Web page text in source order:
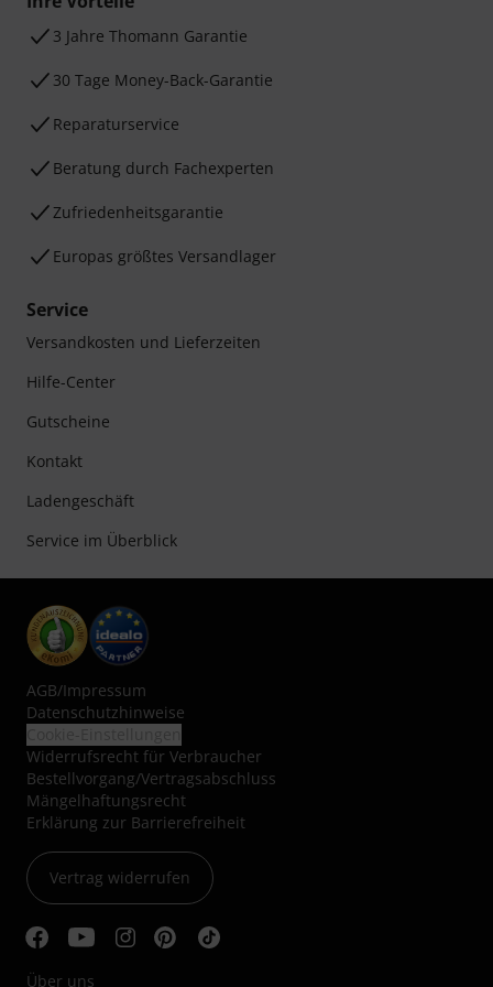
3 Jahre Thomann Garantie
30 Tage Money-Back-Garantie
Reparaturservice
Beratung durch Fachexperten
Zufriedenheitsgarantie
Europas größtes Versandlager
Service
Versandkosten und Lieferzeiten
Hilfe-Center
Gutscheine
Kontakt
Ladengeschäft
Service im Überblick
AGB/Impressum
Datenschutzhinweise
Widerrufsrecht für Verbraucher
Bestellvorgang/Vertragsabschluss
Mängelhaftungsrecht
Erklärung zur Barrierefreiheit
Vertrag widerrufen
Über uns